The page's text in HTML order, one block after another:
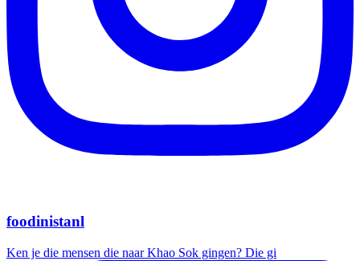
foodinistanl
Ken je die mensen die naar Khao Sok gingen? Die gi